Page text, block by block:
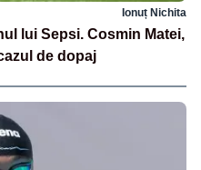
Ionuț Nichita
lui Sepsi. Cosmin Matei,
de dopaj